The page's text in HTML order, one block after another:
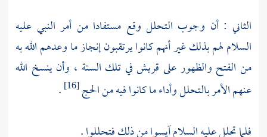
الثاني : أن وجوب التحلل وقع مستفادا من أمر النبي عليه
السلام لهم بذلك غير أنهم كانوا يرتقبون إنجاز ما وعدهم الله به
من الفتح والظهور على قريش في تلك السنة ، وأن ينسخ الله
عنهم الأمر بالتحلل وأداء ما كانوا فيه من الحج[16]
.
فلما تحلل عليه السلام آيسوا من ذلك فتحللوا .